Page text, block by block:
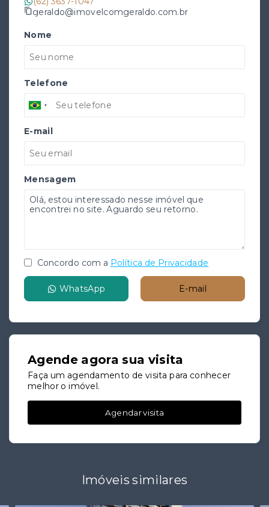
geraldo@imovelcomgeraldo.com.br
Nome
Telefone
E-mail
Mensagem
Concordo com a Política de Privacidade
WhatsApp E-mail
Agende agora sua visita
Faça um agendamento de visita para conhecer
melhor o imóvel.
Agendar visita
Imóveis similares